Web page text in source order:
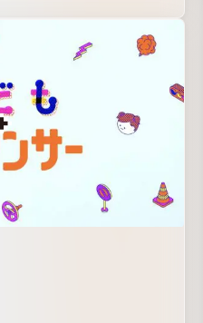
7/5 水 19:30～「(^○^)顔面
タレーションの開発過程を